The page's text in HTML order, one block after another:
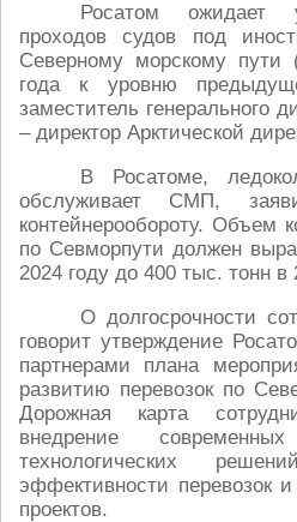
Росатом ожидает
проходов судов под
Северному морскому
года к уровню
заместитель генерального
– директор Арктической
В Росатоме,
обслуживает СМП,
контейнерообороту. Объем
по Севморпути должен
2024 году до 400 тыс. тонн в
О долгосрочности
говорит утверждение
партнерами плана
развитию перевозок по
Дорожная карта
внедрение
технологических
эффективности перевозок
проектов.